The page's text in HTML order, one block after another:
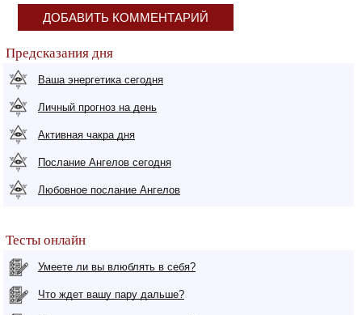
ДОБАВИТЬ КОММЕНТАРИЙ
Предсказания дня
Ваша энергетика сегодня
Личный прогноз на день
Активная чакра дня
Послание Ангелов сегодня
Любовное послание Ангелов
Тесты онлайн
Умеете ли вы влюблять в себя?
Что ждет вашу пару дальше?